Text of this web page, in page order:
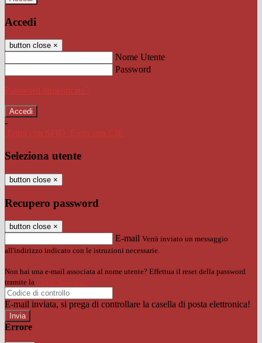
Accedi
button close ×
Nome Utente
Password
Password dimenticata?
-
Entra con SPID
Entra con CIE
Seleziona utente
button close ×
Recupero password
button close ×
E-mail Verrà inviato un messaggio
all'indirizzo indicato con le istruzioni necessarie.
Non hai una e-mail associata al nome utente? Effettua il reset della password
tramite la Login Spaggiari
E-mail inviata, si prega di controllare la casella di posta elettronica!
Errore